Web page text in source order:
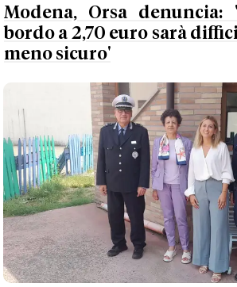
Modena, Orsa
bordo a 2,70 euro sarà
meno sicuro'